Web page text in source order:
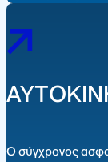
Ο σύγχρονος